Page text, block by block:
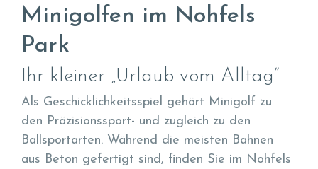
Minigolfen im Nohfels
Park
Ihr kleiner „Urlaub vom Alltag“
Als Geschicklichkeitsspiel gehört Minigolf zu
den Präzisionssport- und zugleich zu den
Ballsportarten. Während die meisten Bahnen
aus Beton gefertigt sind, finden Sie im Nohfels